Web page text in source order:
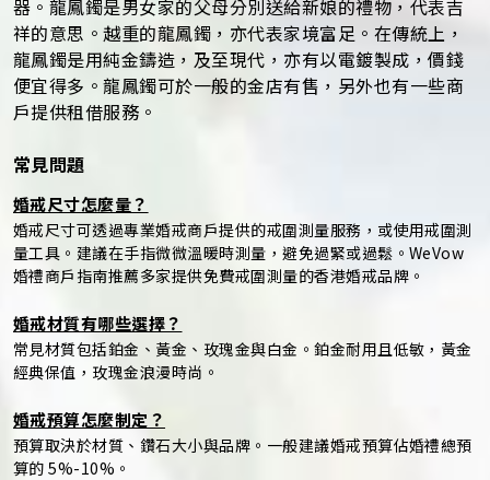
器。龍鳳鐲是男女家的父母分別送給新娘的禮物，代表吉
祥的意思。越重的龍鳳鐲，亦代表家境富足。在傳統上，
龍鳳鐲是用純金鑄造，及至現代，亦有以電鍍製成，價錢
便宜得多。龍鳳鐲可於一般的金店有售，另外也有一些商
戶提供租借服務。
常見問題
婚戒尺寸怎麼量？
婚戒尺寸可透過專業婚戒商戶提供的戒圍測量服務，或使用戒圍測
量工具。建議在手指微微溫暖時測量，避免過緊或過鬆。WeVow
婚禮商戶指南推薦多家提供免費戒圍測量的香港婚戒品牌。
婚戒材質有哪些選擇？
常見材質包括鉑金、黃金、玫瑰金與白金。鉑金耐用且低敏，黃金
經典保值，玫瑰金浪漫時尚。
婚戒預算怎麼制定？
預算取決於材質、鑽石大小與品牌。一般建議婚戒預算佔婚禮總預
算的 5%-10%。